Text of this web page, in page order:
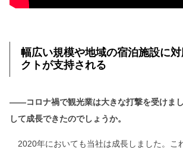
幅広い規模や地域の宿泊施設に
クトが支持される
――コロナ禍で観光業は大きな打撃を受けま
して成長できたのでしょうか。
2020年においても当社は成長しました。こ